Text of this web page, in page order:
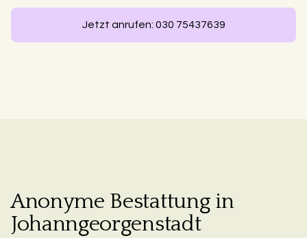
Jetzt anrufen: 030 75437639
Anonyme Bestattung in
Johanngeorgenstadt